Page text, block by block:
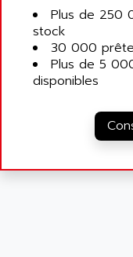
Plus de 250
stock
30 000
Plus de 5
disponibles